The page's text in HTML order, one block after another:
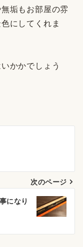
垢もお部屋の雰
にしてくれま
かかでしょう
次のページ
になり